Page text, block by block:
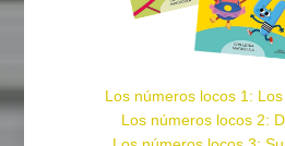
Los números locos 1:
Los números locos 2: